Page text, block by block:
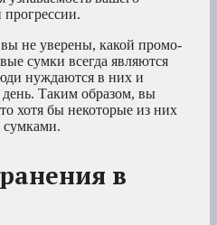
прогрессии.
вы не уверены, какой промо-
сумки всегда являются
нуждаются в них и
Таким образом, вы
хотя бы некоторые из них
сумками.
в